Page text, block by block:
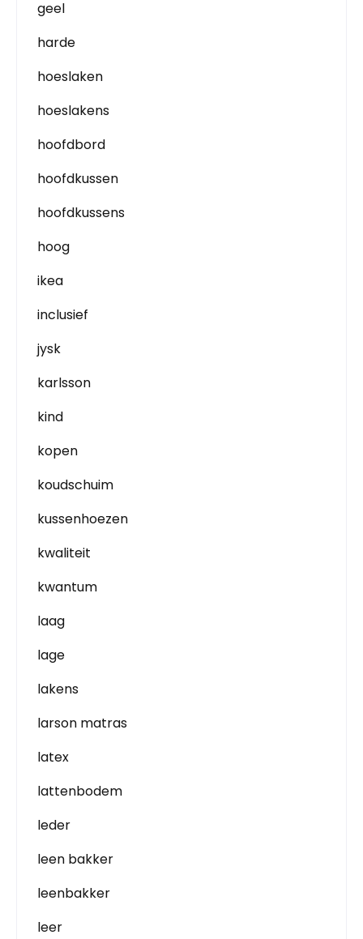
geel
harde
hoeslaken
hoeslakens
hoofdbord
hoofdkussen
hoofdkussens
hoog
ikea
inclusief
jysk
karlsson
kind
kopen
koudschuim
kussenhoezen
kwaliteit
kwantum
laag
lage
lakens
larson matras
latex
lattenbodem
leder
leen bakker
leenbakker
leer